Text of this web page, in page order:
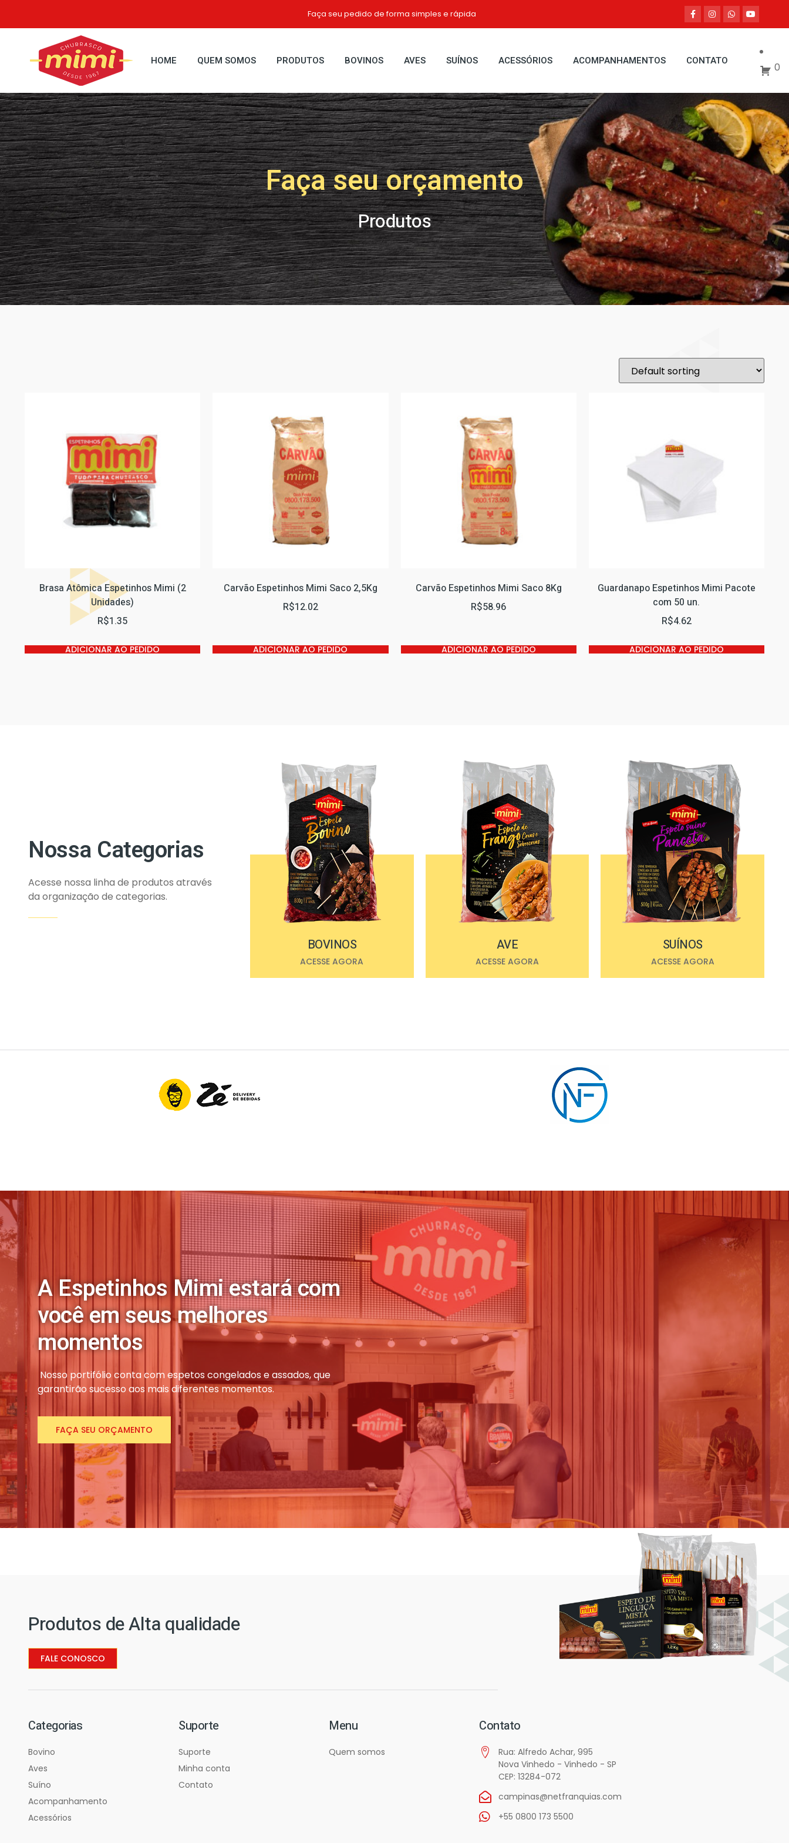
Faça seu pedido de forma simples e rápida
HOME QUEM SOMOS PRODUTOS BOVINOS AVES SUÍNOS ACESSÓRIOS ACOMPANHAMENTOS CONTATO 0
Faça seu orçamento
Produtos
Brasa Atômica Espetinhos Mimi (2
Unidades)
R$1.35
ADICIONAR AO PEDIDO
Carvão Espetinhos Mimi Saco 2,5Kg
R$12.02
ADICIONAR AO PEDIDO
Carvão Espetinhos Mimi Saco 8Kg
R$58.96
ADICIONAR AO PEDIDO
Guardanapo Espetinhos Mimi Pacote
com 50 un.
R$4.62
ADICIONAR AO PEDIDO
Nossa Categorias
Acesse nossa linha de produtos através
da organização de categorias.
BOVINOS
ACESSE AGORA
AVE
ACESSE AGORA
SUÍNOS
ACESSE AGORA
A Espetinhos Mimi estará com
você em seus melhores
momentos
Nosso portifólio conta com espetos congelados e assados, que
garantirão sucesso aos mais diferentes momentos.
FAÇA SEU ORÇAMENTO
Produtos de Alta qualidade
FALE CONOSCO
Categorias
Bovino
Aves
Suíno
Acompanhamento
Acessórios
Suporte
Suporte
Minha conta
Contato
Menu
Quem somos
Contato
Rua: Alfredo Achar, 995
Nova Vinhedo - Vinhedo - SP
CEP: 13284-072
campinas@netfranquias.com
+55 0800 173 5500